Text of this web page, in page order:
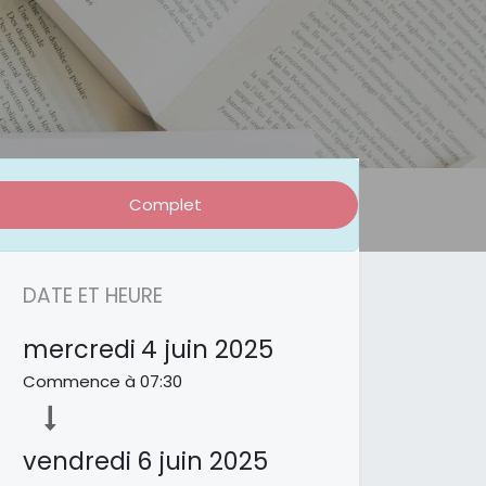
Complet
DATE ET HEURE
mercredi 4 juin 2025
Commence à 07:30
vendredi 6 juin 2025